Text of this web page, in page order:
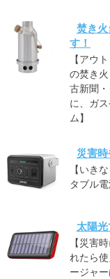
焚き
す！
【アウ
の焚き
古新聞
に、ガ
ム】
災害
【いき
タブル
太陽
【災害
れたら
ージャ